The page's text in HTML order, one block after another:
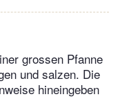
grossen Pfanne
und salzen. Die
hineingeben